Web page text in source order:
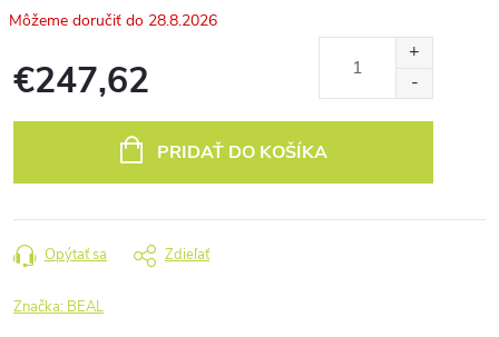
28.8.2026
€247,62
PRIDAŤ DO KOŠÍKA
Opýtať sa Zdieľať
Značka: BEAL